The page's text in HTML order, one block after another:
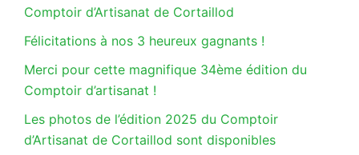
Comptoir d’Artisanat de Cortaillod
Félicitations à nos 3 heureux gagnants !
Merci pour cette magnifique 34ème édition du
Comptoir d’artisanat !
Les photos de l’édition 2025 du Comptoir
d’Artisanat de Cortaillod sont disponibles